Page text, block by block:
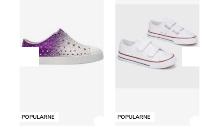
Przesuń w lewo
POPULARNE POPULARNE